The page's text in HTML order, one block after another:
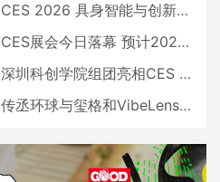
CES 2026 具身智能与创新领域 中国公司大放异彩
CES展会今日落幕 预计2026行业收入将超五千亿美元
深圳科创学院组团亮相CES 广受好评
传丞环球与玺格和VibeLens共同推出全新耳机